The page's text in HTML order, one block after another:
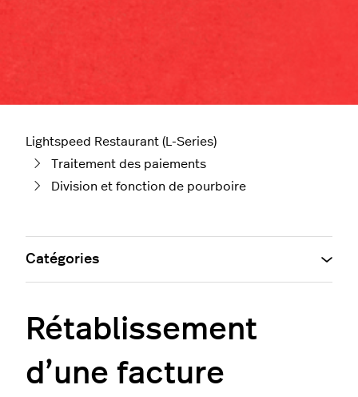
Lightspeed Restaurant (L-Series)
Traitement des paiements
Division et fonction de pourboire
Rétablissement
d’une facture
Catégories